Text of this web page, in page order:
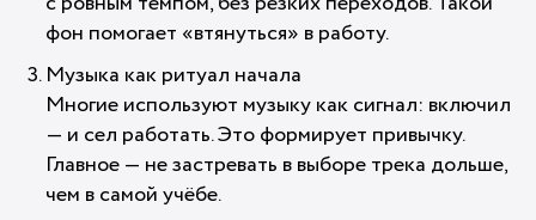
фон помогает «втянуться» в работу.
Музыка как ритуал начала
Многие используют музыку как сигнал: включил
— и сел работать. Это формирует привычку.
Главное — не застревать в выборе трека дольше,
чем в самой учёбе.